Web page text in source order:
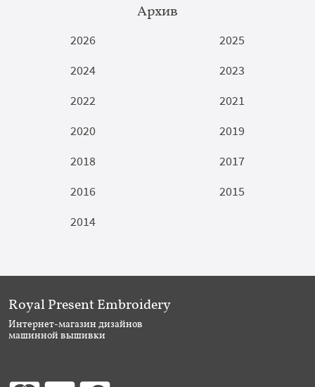
Архив
2026
2025
2024
2023
2022
2021
2020
2019
2018
2017
2016
2015
2014
Royal Present Embroidery
Интернет-магазин дизайнов
машинной вышивки